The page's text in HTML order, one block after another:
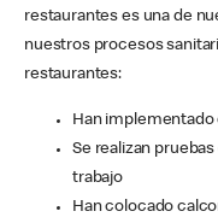
restaurantes es una de
nuestros procesos
restaurantes:
Han
Se realizan
trabajo
Han colocado